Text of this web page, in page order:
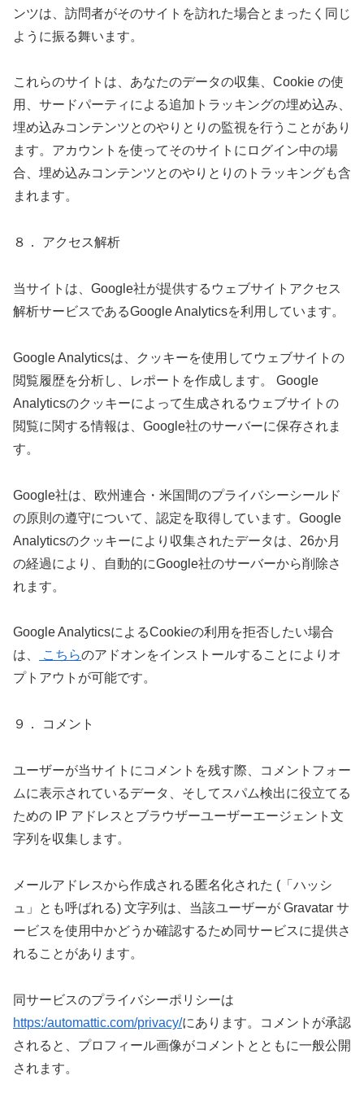
ンツは、訪問者がそのサイトを訪れた場合とまったく同じ
ように振る舞います。
これらのサイトは、あなたのデータの収集、Cookie の使
用、サードパーティによる追加トラッキングの埋め込み、
埋め込みコンテンツとのやりとりの監視を行うことがあり
ます。アカウントを使ってそのサイトにログイン中の場
合、埋め込みコンテンツとのやりとりのトラッキングも含
まれます。
８． アクセス解析
当サイトは、Google社が提供するウェブサイトアクセス
解析サービスであるGoogle Analyticsを利用しています。
Google Analyticsは、クッキーを使用してウェブサイトの
閲覧履歴を分析し、レポートを作成します。 Google
Analyticsのクッキーによって生成されるウェブサイトの
閲覧に関する情報は、Google社のサーバーに保存されま
す。
Google社は、欧州連合・米国間のプライバシーシールド
の原則の遵守について、認定を取得しています。Google
Analyticsのクッキーにより収集されたデータは、26か月
の経過により、自動的にGoogle社のサーバーから削除さ
れます。
Google AnalyticsによるCookieの利用を拒否したい場合
は、
こちらのアドオンをインストールすることによりオ
プトアウトが可能です。
９． コメント
ユーザーが当サイトにコメントを残す際、コメントフォー
ムに表示されているデータ、そしてスパム検出に役立てる
ための IP アドレスとブラウザーユーザーエージェント文
字列を収集します。
メールアドレスから作成される匿名化された (「ハッシ
ュ」とも呼ばれる) 文字列は、当該ユーザーが Gravatar サ
ービスを使用中かどうか確認するため同サービスに提供さ
れることがあります。
同サービスのプライバシーポリシーは
https:/automattic.com/privacy/にあります。コメントが承認
されると、プロフィール画像がコメントとともに一般公開
されます。